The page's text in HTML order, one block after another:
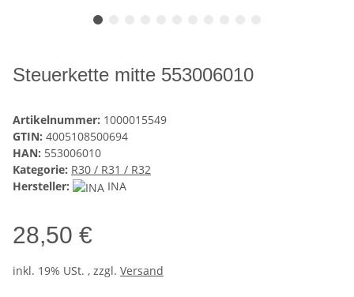
Steuerkette mitte 553006010
Artikelnummer: 1000015549
GTIN: 4005108500694
HAN: 553006010
Kategorie: R30 / R31 / R32
Hersteller:
INA
28,50 €
inkl. 19% USt. , zzgl. Versand